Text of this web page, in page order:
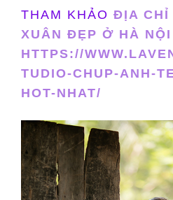
THAM KHẢO ĐỊA CHỈ
XUÂN ĐẸP Ở HÀ NỘI
HTTPS://
TUDIO-CHUP-ANH-
HOT-NHAT/